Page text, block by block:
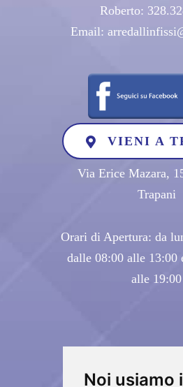
Noi usiamo
Roberto:
Email:
VIENI A
Via Erice Mazara,
Trapani
Orari di Apertura: da
dalle 08:00 alle 13:00
alle 19:00